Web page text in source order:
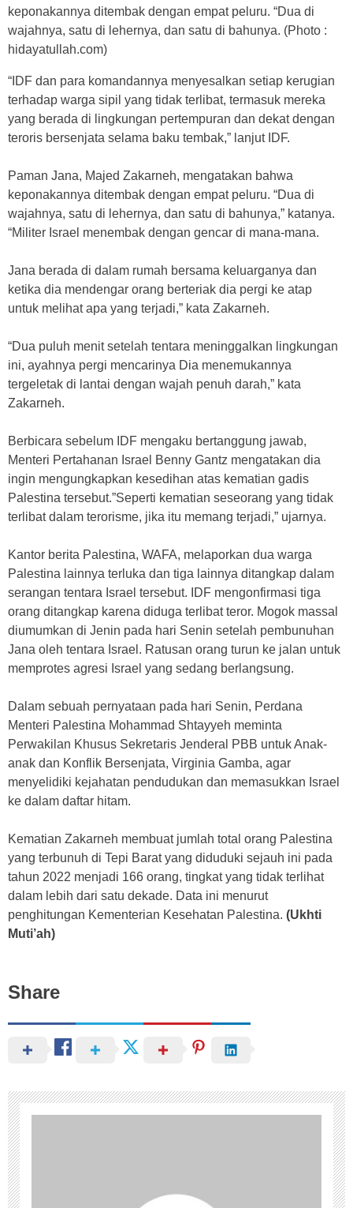
keponakannya ditembak dengan empat peluru. “Dua di
wajahnya, satu di lehernya, dan satu di bahunya. (Photo :
hidayatullah.com)
“IDF dan para komandannya menyesalkan setiap kerugian
terhadap warga sipil yang tidak terlibat, termasuk mereka
yang berada di lingkungan pertempuran dan dekat dengan
teroris bersenjata selama baku tembak,” lanjut IDF.
Paman Jana, Majed Zakarneh, mengatakan bahwa
keponakannya ditembak dengan empat peluru. “Dua di
wajahnya, satu di lehernya, dan satu di bahunya,” katanya.
“Militer Israel menembak dengan gencar di mana-mana.
Jana berada di dalam rumah bersama keluarganya dan
ketika dia mendengar orang berteriak dia pergi ke atap
untuk melihat apa yang terjadi,” kata Zakarneh.
“Dua puluh menit setelah tentara meninggalkan lingkungan
ini, ayahnya pergi mencarinya Dia menemukannya
tergeletak di lantai dengan wajah penuh darah,” kata
Zakarneh.
Berbicara sebelum IDF mengaku bertanggung jawab,
Menteri Pertahanan Israel Benny Gantz mengatakan dia
ingin mengungkapkan kesedihan atas kematian gadis
Palestina tersebut.”Seperti kematian seseorang yang tidak
terlibat dalam terorisme, jika itu memang terjadi,” ujarnya.
Kantor berita Palestina, WAFA, melaporkan dua warga
Palestina lainnya terluka dan tiga lainnya ditangkap dalam
serangan tentara Israel tersebut. IDF mengonfirmasi tiga
orang ditangkap karena diduga terlibat teror. Mogok massal
diumumkan di Jenin pada hari Senin setelah pembunuhan
Jana oleh tentara Israel. Ratusan orang turun ke jalan untuk
memprotes agresi Israel yang sedang berlangsung.
Dalam sebuah pernyataan pada hari Senin, Perdana
Menteri Palestina Mohammad Shtayyeh meminta
Perwakilan Khusus Sekretaris Jenderal PBB untuk Anak-
anak dan Konflik Bersenjata, Virginia Gamba, agar
menyelidiki kejahatan pendudukan dan memasukkan Israel
ke dalam daftar hitam.
Kematian Zakarneh membuat jumlah total orang Palestina
yang terbunuh di Tepi Barat yang diduduki sejauh ini pada
tahun 2022 menjadi 166 orang, tingkat yang tidak terlihat
dalam lebih dari satu dekade. Data ini menurut
penghitungan Kementerian Kesehatan Palestina. (Ukhti
Muti’ah)
Share